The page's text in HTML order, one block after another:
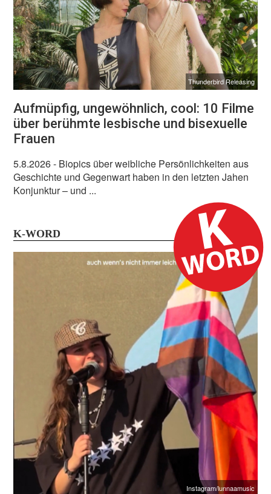
Thunderbird Releasing
Aufmüpfig, ungewöhnlich, cool: 10 Filme
über berühmte lesbische und bisexuelle
Frauen
5.8.2026- Biopics über weibliche Persönlichkeiten aus
Geschichte und Gegenwart haben in den letzten Jahen
Konjunktur – und ...
K-WORD
Instagram/lunnaamusic